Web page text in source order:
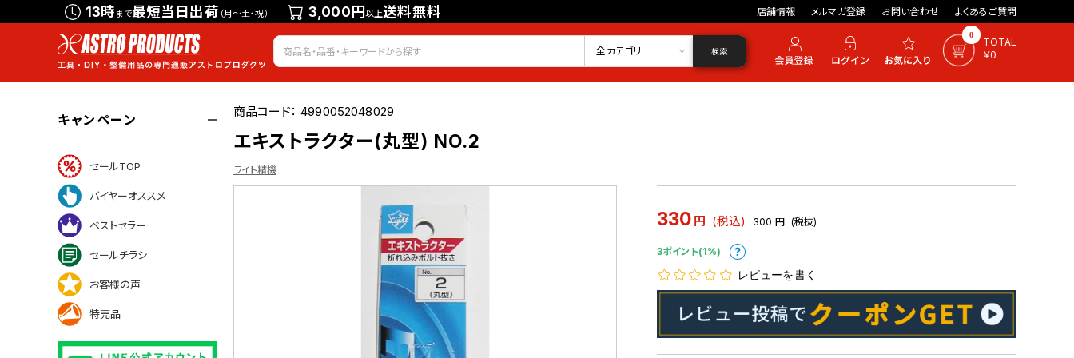
13時まで最短当日出荷 （月～土・祝） 3,000円以上送料無料 店舗情報 メルマガ登録 お問い合わせ よくあるご質問
会員登録 ログイン お気に入り 0
TOTAL
￥0
全カテゴリ 検索
キャンペーン
セールTOP
バイヤーオススメ
ベストセラー
セールチラシ
お客様の声
特売品
商品コード：4990052048029
エキストラクター(丸型) NO.2
ライト精機
330 円 (税込) 300 円 (税抜)
3ポイント(1%)
レビューを書く